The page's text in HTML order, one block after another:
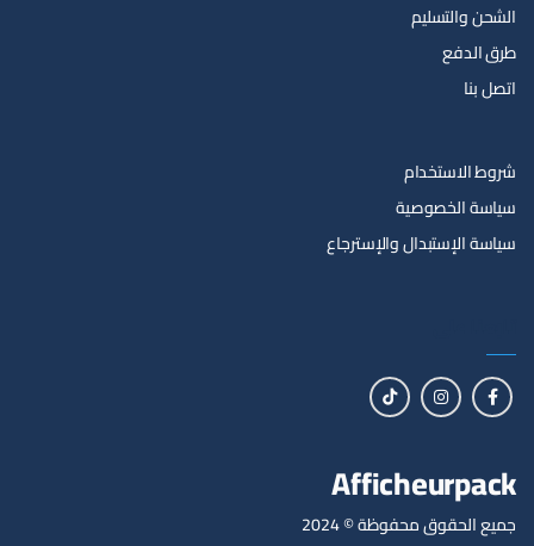
الشحن والتسليم
طرق الدفع
اتصل بنا
شروط الاستخدام
سياسة الخصوصية
سياسة الإستبدال والإسترجاع
Afficheurpack
جميع الحقوق محفوظة © 2024